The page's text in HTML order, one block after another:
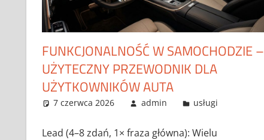
FUNKCJONALNOŚĆ W SAMOCHODZIE –
UŻYTECZNY PRZEWODNIK DLA
UŻYTKOWNIKÓW AUTA
7 czerwca 2026 admin usługi
Lead (4–8 zdań, 1× fraza główna): Wielu